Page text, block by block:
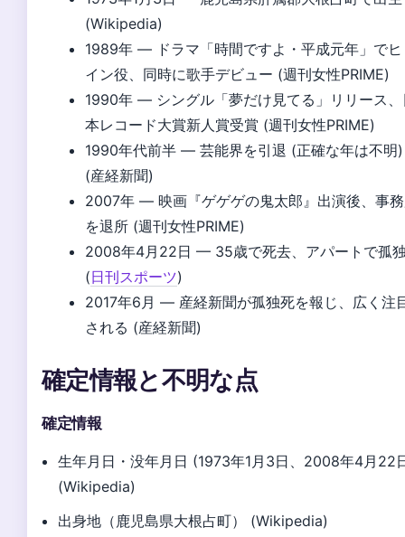
(Wikipedia)
1989年 — ドラマ「時間ですよ・平成元年」で
イン役、同時に歌手デビュー (週刊女性PRIME)
1990年 — シングル「夢だけ見てる」リリース
本レコード大賞新人賞受賞 (週刊女性PRIME)
1990年代前半 — 芸能界を引退 (正確な年は不明)
(産経新聞)
2007年 — 映画『ゲゲゲの鬼太郎』出演後、事
を退所 (週刊女性PRIME)
2008年4月22日 — 35歳で死去、アパートで孤
(日刊スポーツ)
2017年6月 — 産経新聞が孤独死を報じ、広く注
される (産経新聞)
確定情報と不明な点
確定情報
生年月日・没年月日 (1973年1月3日、2008年4月22
(Wikipedia)
出身地（鹿児島県大根占町） (Wikipedia)